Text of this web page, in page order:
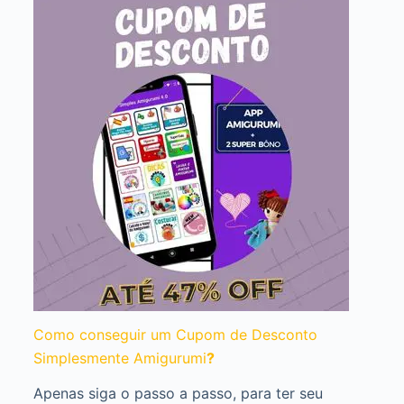
Como conseguir um Cupom de Desconto
Simplesmente Amigurumi?
Apenas siga o passo a passo, para ter seu